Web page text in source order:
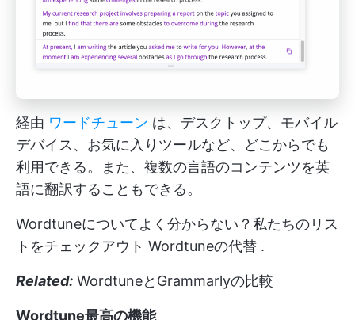
経由 ワードチューン は、デスクトップ、モバイル
デバイス、お気に入りツールなど、どこからでも
利用できる。また、複数の言語のコンテンツを英
語に翻訳することもできる。
Wordtuneについてよく分からない？私たちのリス
トをチェックアウト Wordtuneの代替 .
Related: WordtuneとGrammarlyの比較
Wordtune最高の機能